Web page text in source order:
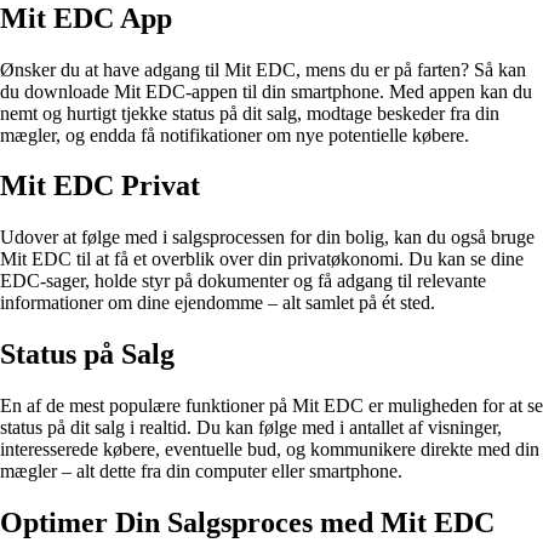
Mit EDC App
Ønsker du at have adgang til Mit EDC, mens du er på farten? Så kan
du downloade Mit EDC-appen til din smartphone. Med appen kan du
nemt og hurtigt tjekke status på dit salg, modtage beskeder fra din
mægler, og endda få notifikationer om nye potentielle købere.
Mit EDC Privat
Udover at følge med i salgsprocessen for din bolig, kan du også bruge
Mit EDC til at få et overblik over din privatøkonomi. Du kan se dine
EDC-sager, holde styr på dokumenter og få adgang til relevante
informationer om dine ejendomme – alt samlet på ét sted.
Status på Salg
En af de mest populære funktioner på Mit EDC er muligheden for at se
status på dit salg i realtid. Du kan følge med i antallet af visninger,
interesserede købere, eventuelle bud, og kommunikere direkte med din
mægler – alt dette fra din computer eller smartphone.
Optimer Din Salgsproces med Mit EDC